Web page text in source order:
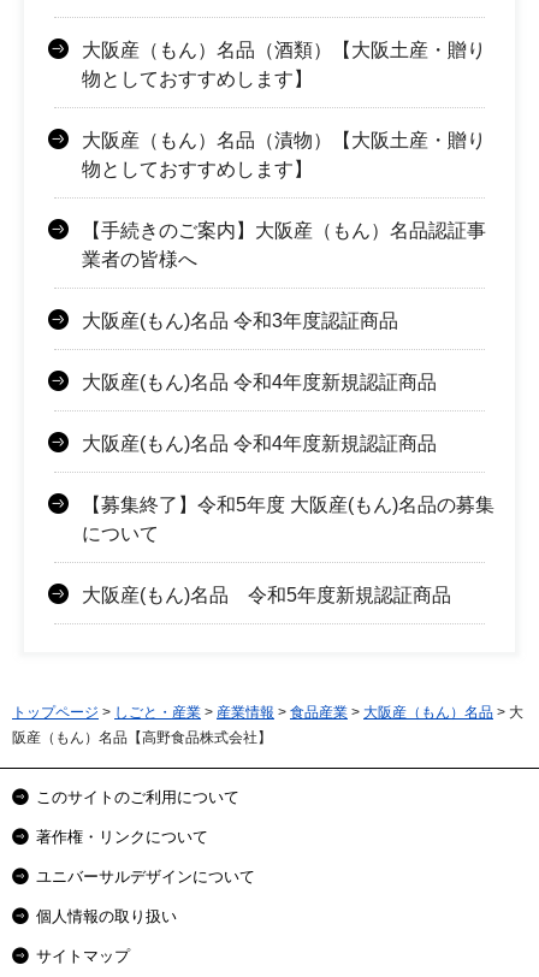
大阪産（もん）名品（酒類）【大阪土産・贈り
物としておすすめします】
大阪産（もん）名品（漬物）【大阪土産・贈り
物としておすすめします】
【手続きのご案内】大阪産（もん）名品認証事
業者の皆様へ
大阪産(もん)名品 令和3年度認証商品
大阪産(もん)名品 令和4年度新規認証商品
大阪産(もん)名品 令和4年度新規認証商品
【募集終了】令和5年度 大阪産(もん)名品の募集
について
大阪産(もん)名品 令和5年度新規認証商品
トップページ > しごと・産業 > 産業情報 > 食品産業 > 大阪産（もん）名品 > 大
阪産（もん）名品【高野食品株式会社】
このサイトのご利用について
著作権・リンクについて
ユニバーサルデザインについて
個人情報の取り扱い
サイトマップ